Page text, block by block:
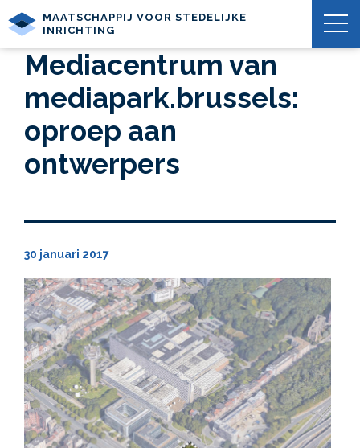
MAATSCHAPPIJ VOOR STEDELIJKE
INRICHTING
Mediacentrum van
mediapark.brussels:
oproep aan
ontwerpers
30 januari 2017